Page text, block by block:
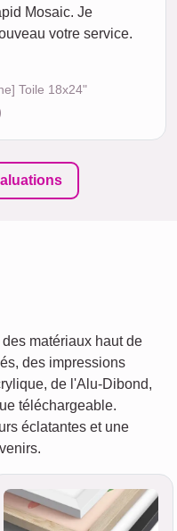
Mosaic. Je
votre service.
Toile 18x24"
matériaux haut de
des impressions
de l'Alu-Dibond,
téléchargeable.
éclatantes et une